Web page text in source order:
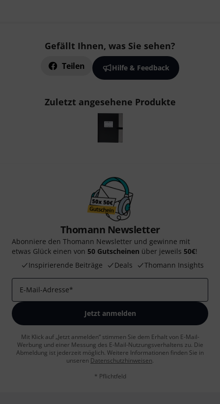
Gefällt Ihnen, was Sie sehen?
Teilen Hilfe & Feedback
Zuletzt angesehene Produkte
Thomann Newsletter
Abonniere den Thomann Newsletter und gewinne mit
etwas Glück einen von 50 Gutscheinen über jeweils 50€!
Inspirierende Beiträge
Deals Thomann Insights
E-Mail-Adresse*
Jetzt anmelden
Mit Klick auf „Jetzt anmelden“ stimmen Sie dem Erhalt von E-Mail-
Werbung und einer Messung des E-Mail-Nutzungsverhaltens zu. Die
Abmeldung ist jederzeit möglich. Weitere Informationen finden Sie in
unseren Datenschutzhinweisen.
* Pflichtfeld